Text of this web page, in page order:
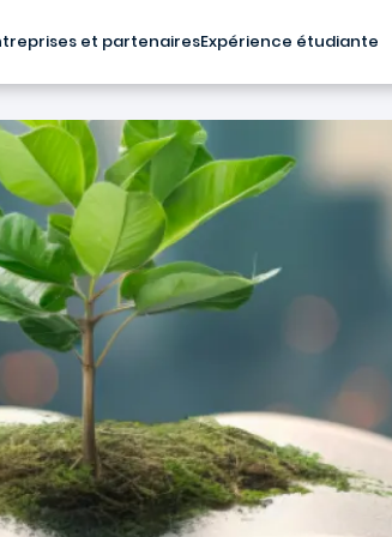
et partenairesExpérience étudiante